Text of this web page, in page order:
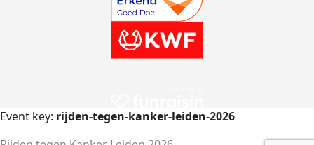
Event key: rijden-tegen-kanker-leiden-2026